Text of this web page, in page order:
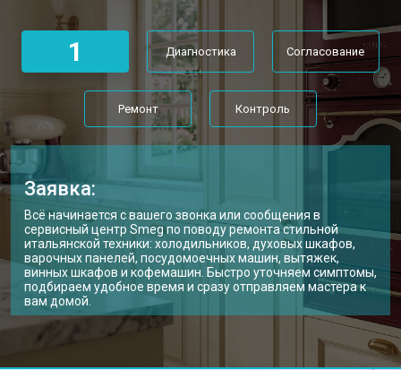
1 Диагностика Согласование
Ремонт Контроль
Заявка:
Всё начинается с вашего звонка или сообщения в
сервисный центр Smeg по поводу ремонта стильной
итальянской техники: холодильников, духовых шкафов,
варочных панелей, посудомоечных машин, вытяжек,
винных шкафов и кофемашин. Быстро уточняем симптомы,
подбираем удобное время и сразу отправляем мастера к
вам домой.